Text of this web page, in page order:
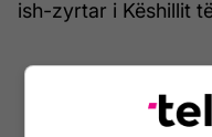
ish-zyrtar i Këshillit